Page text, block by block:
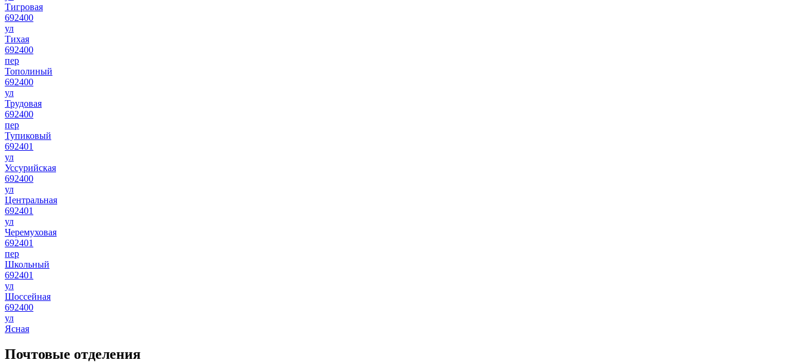
Тигровая
692400
ул
Тихая
692400
пер
Тополиный
692400
ул
Трудовая
692400
пер
Тупиковый
692401
ул
Уссурийская
692400
ул
Центральная
692401
ул
Черемуховая
692401
пер
Школьный
692401
ул
Шоссейная
692400
ул
Ясная
Почтовые отделения